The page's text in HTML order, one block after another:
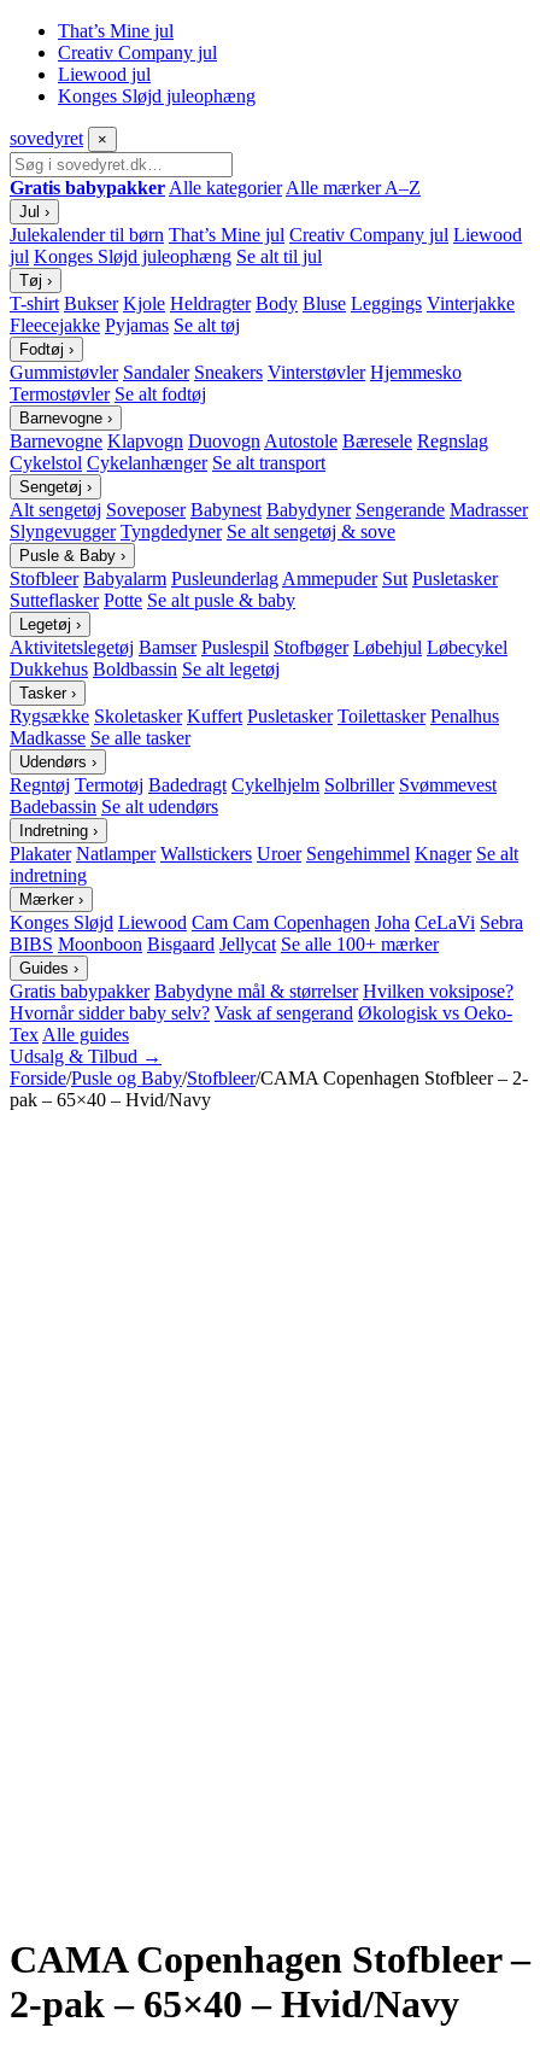
That’s Mine jul
Creativ Company jul
Liewood jul
Konges Sløjd juleophæng
sovedyret ×
Gratis babypakker Alle kategorier Alle mærker A–Z
Jul ›
Julekalender til børn That’s Mine jul Creativ Company jul Liewood
jul Konges Sløjd juleophæng Se alt til jul
Tøj ›
T-shirt Bukser Kjole Heldragter Body Bluse Leggings Vinterjakke
Fleecejakke Pyjamas Se alt tøj
Fodtøj ›
Gummistøvler Sandaler Sneakers Vinterstøvler Hjemmesko
Termostøvler Se alt fodtøj
Barnevogne ›
Barnevogne Klapvogn Duovogn Autostole Bæresele Regnslag
Cykelstol Cykelanhænger Se alt transport
Sengetøj ›
Alt sengetøj Soveposer Babynest Babydyner Sengerande Madrasser
Slyngevugger Tyngdedyner Se alt sengetøj & sove
Pusle & Baby ›
Stofbleer Babyalarm Pusleunderlag Ammepuder Sut Pusletasker
Sutteflasker Potte Se alt pusle & baby
Legetøj ›
Aktivitetslegetøj Bamser Puslespil Stofbøger Løbehjul Løbecykel
Dukkehus Boldbassin Se alt legetøj
Tasker ›
Rygsække Skoletasker Kuffert Pusletasker Toilettasker Penalhus
Madkasse Se alle tasker
Udendørs ›
Regntøj Termotøj Badedragt Cykelhjelm Solbriller Svømmevest
Badebassin Se alt udendørs
Indretning ›
Plakater Natlamper Wallstickers Uroer Sengehimmel Knager Se alt
indretning
Mærker ›
Konges Sløjd Liewood Cam Cam Copenhagen Joha CeLaVi Sebra
BIBS Moonboon Bisgaard Jellycat Se alle 100+ mærker
Guides ›
Gratis babypakker Babydyne mål & størrelser Hvilken voksipose?
Hvornår sidder baby selv? Vask af sengerand Økologisk vs Oeko-
Tex Alle guides
Udsalg & Tilbud →
Forside/Pusle og Baby/Stofbleer/CAMA Copenhagen Stofbleer – 2-
pak – 65×40 – Hvid/Navy
CAMA Copenhagen Stofbleer –
2-pak – 65×40 – Hvid/Navy